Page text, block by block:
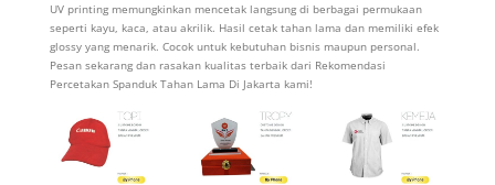
UV printing memungkinkan mencetak langsung di berbagai permukaan
seperti kayu, kaca, atau akrilik. Hasil cetak tahan lama dan memiliki efek
glossy yang menarik. Cocok untuk kebutuhan bisnis maupun personal.
Pesan sekarang dan rasakan kualitas terbaik dari Rekomendasi
Percetakan Spanduk Tahan Lama Di Jakarta kami!